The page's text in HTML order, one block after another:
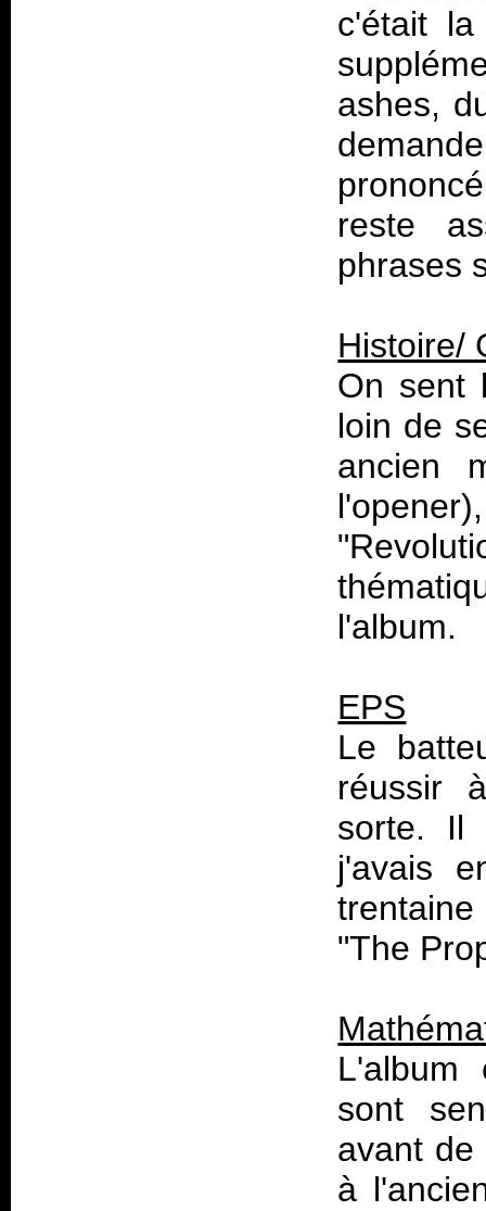
c'était
ashes,
reste
phrases
Histoire/
On sent
loin de
ancien
l'album.
EPS
Le
réussir
sorte. Il
j'avais
"The
L'album
sont
avant
à